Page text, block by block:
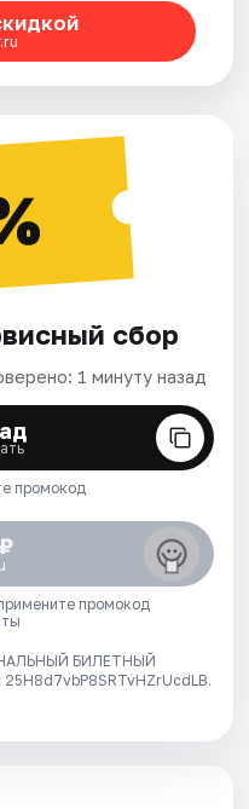
сбор
1 минуту назад
промокод
промокод
БИЛЕТНЫЙ